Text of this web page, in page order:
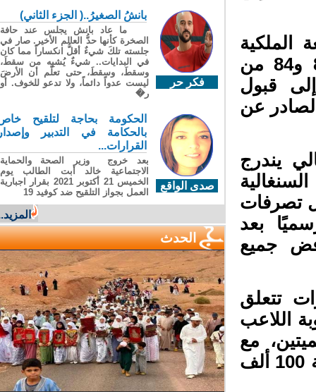
المغربية لكرة القدم بشأن تطبيق المادتين 82 و84 من
قبول
عن
يندرج
السنغالية
من خلال تصرفات
بعد
جميع
تتعلق
اللاعب
مع
تعليق مباراة واحدة، وإلغاء الغرامة المالية البالغة 100 ألف
فكر حر
بانشُ الصغيرُ..( الجزء الثاني)
ما عاد بانش يجلس عند حافة
الصخرة كأنها حدُّ العالم الأخير. صار في
جلسته تلكَ شيءٌ أقلُّ انكساراً مما كان
في البدايات.. شيءٌ يُشبِه من سقطَ،
وسقطَ، وسقطَ، حتى تعلّم أن الأرضَ
ليست عدواً دائماً، ولا تدعو للخوف. أو
ر�
صدى الواقع
الحكومة بحاجة لتلقيح خاص
بالحكامة في التدبير وإصدار
القرارات...
بعد خروج وزير الصحة والحماية
الاجتماعية خالد أبت الطالب يوم
الخميس 21 أكتوبر 2021 بقرار اجبارية
العمل بجواز التلقيح ضد كوفيد 19
المزيد...
الحدث